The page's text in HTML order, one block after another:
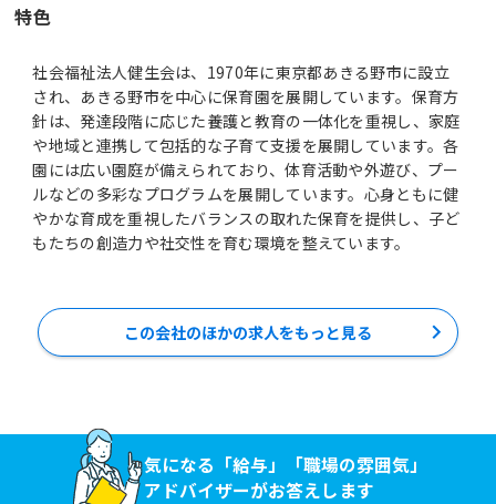
特色
社会福祉法人健生会は、1970年に東京都あきる野市に設立
され、あきる野市を中心に保育園を展開しています。保育方
針は、発達段階に応じた養護と教育の一体化を重視し、家庭
や地域と連携して包括的な子育て支援を展開しています。各
園には広い園庭が備えられており、体育活動や外遊び、プー
ルなどの多彩なプログラムを展開しています。心身ともに健
やかな育成を重視したバランスの取れた保育を提供し、子ど
もたちの創造力や社交性を育む環境を整えています。
この会社のほかの求人をもっと見る
気になる「給与」「職場の雰囲気」
アドバイザーがお答えします